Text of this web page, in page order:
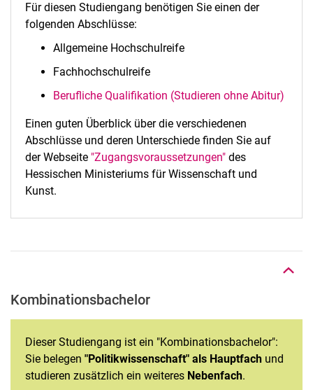
Für diesen Studiengang benötigen Sie einen der
folgenden Abschlüsse:
Allgemeine Hochschulreife
Fachhochschulreife
Berufliche Qualifikation (Studieren ohne Abitur)
Einen guten Überblick über die verschiedenen
Abschlüsse und deren Unterschiede finden Sie auf
der Webseite "Zugangsvoraussetzungen" des
Hessischen Ministeriums für Wissenschaft und
Kunst.
Nach oben
Kombinationsbachelor
Dieser Studiengang ist ein "Kombinationsbachelor":
Sie belegen "Politikwissenschaft" als Hauptfach und
studieren zusätzlich ein weiteres Nebenfach.